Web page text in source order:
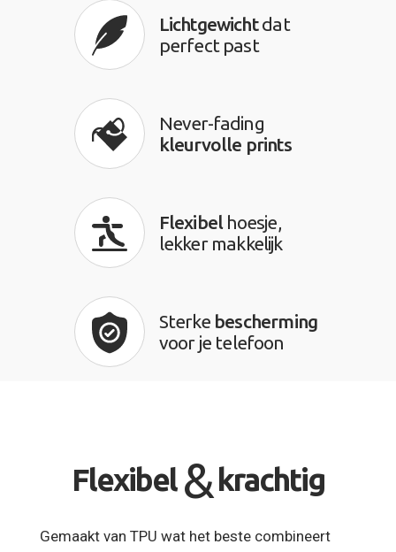
Lichtgewichtdat
perfect past
Never-fading
kleurvolle prints
Flexibel hoesje,
lekker makkelijk
Sterke bescherming
voor je telefoon
Flexibel & krachtig
Gemaakt van TPU wat het beste combineert